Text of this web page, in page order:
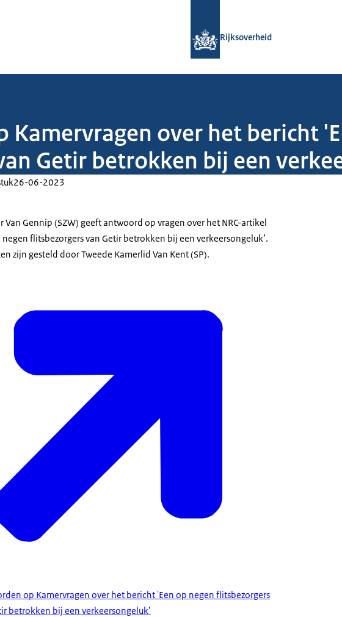
Rijksoverheid
Kamervragen over het bericht
Getir betrokken bij een
26-06-2023
Van Gennip (SZW) geeft antwoord op vragen over het NRC-artikel
negen flitsbezorgers van Getir betrokken bij een verkeersongeluk’.
zijn gesteld door Tweede Kamerlid Van Kent (SP).
op Kamervragen over het bericht 'Een op negen flitsbezorgers
betrokken bij een verkeersongeluk’